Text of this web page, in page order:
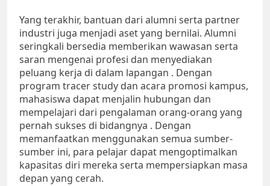
Yang terakhir, bantuan dari alumni serta partner
industri juga menjadi aset yang bernilai. Alumni
seringkali bersedia memberikan wawasan serta
saran mengenai profesi dan menyediakan
peluang kerja di dalam lapangan . Dengan
program tracer study dan acara promosi kampus,
mahasiswa dapat menjalin hubungan dan
mempelajari dari pengalaman orang-orang yang
pernah sukses di bidangnya . Dengan
memanfaatkan menggunakan semua sumber-
sumber ini, para pelajar dapat mengoptimalkan
kapasitas diri mereka serta mempersiapkan masa
depan yang cerah.